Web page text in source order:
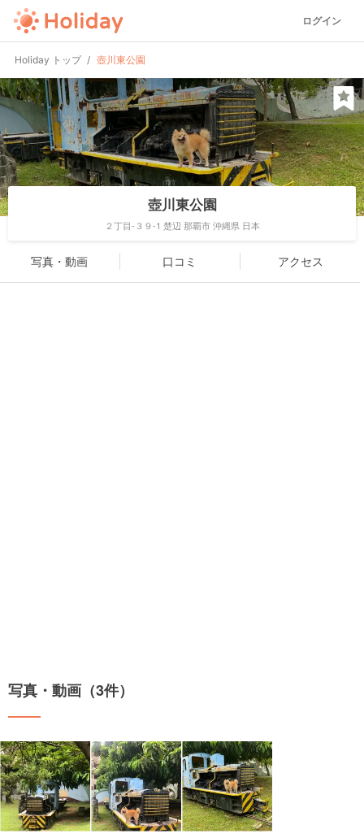
ログイン
Holiday トップ 壺川東公園
壺川東公園
２丁目-３９-1 楚辺 那覇市 沖縄県 日本
写真・動画 口コミ アクセス
写真・動画（3件）